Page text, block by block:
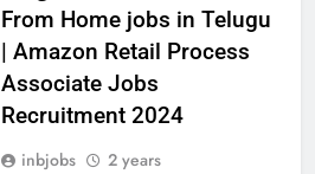
From Home jobs in Telugu
| Amazon Retail Process
Associate Jobs
Recruitment 2024
inbjobs
2 years